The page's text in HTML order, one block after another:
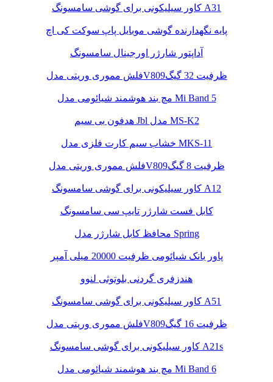
کاور سیلیکونی برای گوشی سامسونگ A31
پایه نگهدارنده گوشی موبایل پاپ سوکت کی اچ
آداپتور شارژر اورجینال سامسونگ
فلش مموری وریتی مدلV809ظرفیت 32 گیگ
مچ بند هوشمند شیائومی مدل Mi Band 5
هدفون بی سیم Jbl مدل MS-K2
خشاب سیم کارت فلزی مدل MKS-11
فلش مموری وریتی مدلV809ظرفیت 8 گیگ
کاور سیلیکونی برای گوشی سامسونگ A12
کابل فست شارژر تایپ سی سامسونگ
محافظ کابل شارژر مدل Spring
پاور بانک شیائومی ظرفیت 20000 میلی آمپر
هندزفری گردنی بلوتوثی لنوو
کاور سیلیکونی برای گوشی سامسونگ A51
فلش مموری وریتی مدلV809ظرفیت 16 گیگ
کاور سیلیکونی برای گوشی سامسونگ A21s
مچ بند هوشمند شیائومی مدل Mi Band 6